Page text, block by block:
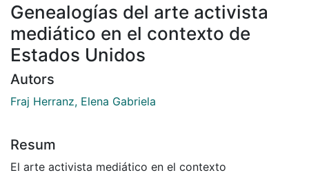
Genealogías del arte activista
mediático en el contexto de
Estados Unidos
Autors
Fraj Herranz, Elena Gabriela
Resum
El arte activista mediático en el contexto